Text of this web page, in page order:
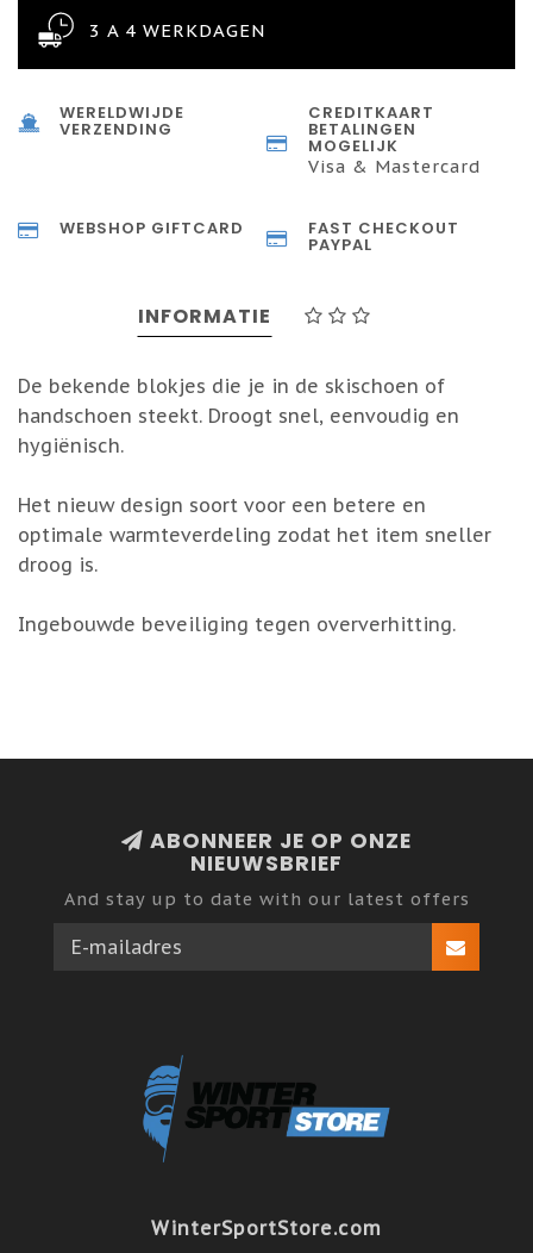
3 A 4 WERKDAGEN
WERELDWIJDE
VERZENDING
CREDITKAART
BETALINGEN
MOGELIJK
Visa & Mastercard
WEBSHOP GIFTCARD FAST CHECKOUT
PAYPAL
INFORMATIE
De bekende blokjes die je in de skischoen of
handschoen steekt. Droogt snel, eenvoudig en
hygiënisch.
Het nieuw design soort voor een betere en
optimale warmteverdeling zodat het item sneller
droog is.
Ingebouwde beveiliging tegen oververhitting.
ABONNEER JE OP ONZE
NIEUWSBRIEF
And stay up to date with our latest offers
WinterSportStore.com